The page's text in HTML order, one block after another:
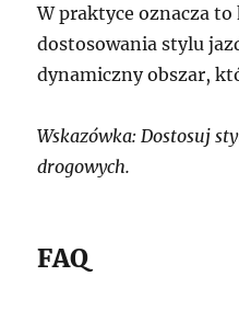
W praktyce oznacza
dostosowania stylu
dynamiczny obszar,
Wskazówka: Dostosuj
drogowych.
FAQ